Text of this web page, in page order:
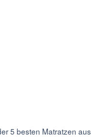
5 besten Matratzen aus